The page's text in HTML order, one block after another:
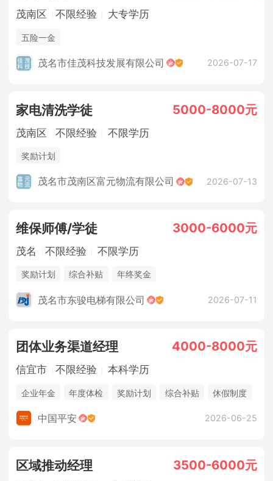
茂南区 不限经验 大专学历
五险一金
茂名市佳茂科技发展有限公司 2026-07-17
家电清洗学徒 5000-8000元
茂南区 不限经验 不限学历
奖励计划
茂名市茂南区富元物流有限公司 2026-07-13
维保师傅/学徒 3000-6000元
茂名 不限经验 不限学历
奖励计划 综合补贴 年终奖金
茂名市东骏电梯有限公司 2026-07-11
团体业务渠道经理 4000-8000元
信宜市 不限经验 本科学历
企业年金 年度体检 奖励计划 综合补贴
休假制度
法定节假日
中国平安 2026-06-25
区域推动经理 3500-6000元